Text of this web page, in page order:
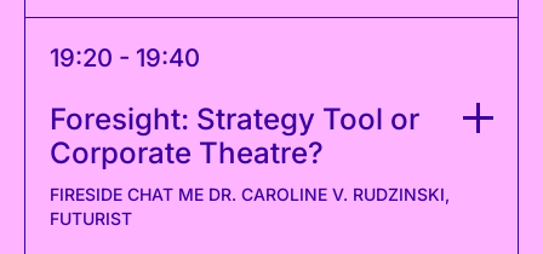
19:20 - 19:40
Foresight: Strategy Tool or
Corporate Theatre?
FIRESIDE CHAT ΜΕ DR. CAROLINE V. RUDZINSKI,
FUTURIST